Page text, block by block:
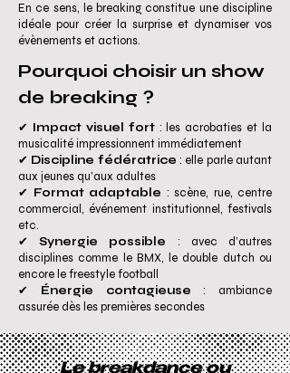
En ce sens, le breaking constitue une discipline
idéale pour créer la surprise et dynamiser vos
évènements et actions.
Pourquoi choisir un show
de breaking ?
✔ Impact visuel fort: les acrobaties et la
musicalité impressionnent immédiatement
✔ Discipline fédératrice : elle parle autant
aux jeunes qu’aux adultes
✔ Format adaptable : scène, rue, centre
commercial, événement institutionnel, festivals
etc.
✔Synergie possible : avec d’autres
disciplines comme le BMX, le double dutch ou
encore le freestyle football
✔ Énergie contagieuse : ambiance
assurée dès les premières secondes
​Le breakdance ou